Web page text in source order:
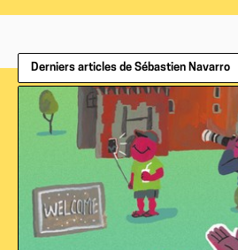
Derniers articles de Sébastien Navarro